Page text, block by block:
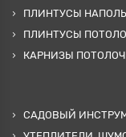
ПЛИНТУСЫ
ПЛИНТУСЫ
КАРНИЗЫ
САДОВЫЙ